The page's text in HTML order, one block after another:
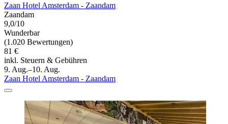
Zaan Hotel Amsterdam - Zaandam
Zaandam
9,0/10
Wunderbar
(1.020 Bewertungen)
81 €
inkl. Steuern & Gebühren
9. Aug.–10. Aug.
Zaan Hotel Amsterdam - Zaandam